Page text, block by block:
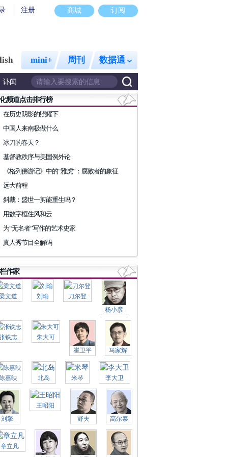
商城 订阅
注册
mini+ 周刊 数据通
讣闻
频道点击排行榜
在历史阴影的照耀下
中国人来南极做什么
冰刀的春天？
基督教秩序与美国例外论
《格列佛游记》中的“雅虎”：腐败者的象征
远大前程
斜裁：盛世一剪能重生吗？
用数字框住风和云
为“无名者”写作的艺术史家
真人秀节目全解码
作家
文道 刘瑜
刀尔登
杨小彦
铁志
朱大可
崔卫平
马家辉
陈嘉映 北岛 米琴 李大卫
刘擎
王昭阳
野夫
高尔泰
章立凡